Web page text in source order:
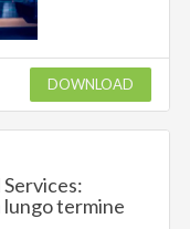
DOWNLOAD
lungo termine